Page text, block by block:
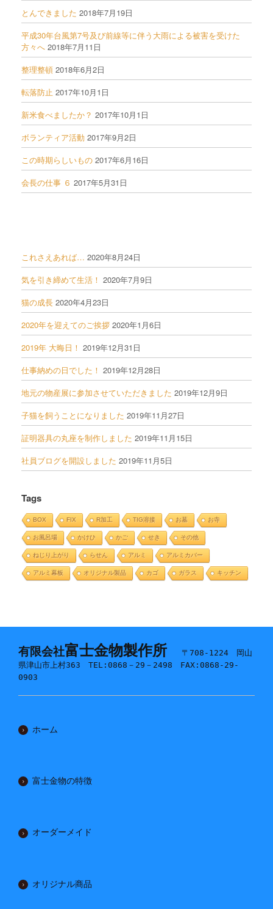
とんできました 2018年7月19日
平成30年台風第7号及び前線等に伴う大雨による被害を受けた
方々へ 2018年7月11日
整理整頓 2018年6月2日
転落防止 2017年10月1日
新米食べましたか？ 2017年10月1日
ボランティア活動 2017年9月2日
この時期らしいもの 2017年6月16日
会長の仕事 ６ 2017年5月31日
これさえあれば… 2020年8月24日
気を引き締めて生活！ 2020年7月9日
猫の成長 2020年4月23日
2020年を迎えてのご挨拶 2020年1月6日
2019年 大晦日！ 2019年12月31日
仕事納めの日でした！ 2019年12月28日
地元の物産展に参加させていただきました 2019年12月9日
子猫を飼うことになりました 2019年11月27日
証明器具の丸座を制作しました 2019年11月15日
社員ブログを開設しました 2019年11月5日
Tags
BOX FIX R加工 TIG溶接 お墓 お寺
お風呂場 かけひ かご せき その他
ねじり上がり らせん アルミ アルミカバー
アルミ幕板 オリジナル製品 カゴ ガラス キッチン
有限会社富士金物製作所
〒708-1224 岡山
県津山市上村363 TEL:0868－29－2498 FAX:0868-29-
0903
ホーム
富士金物の特徴
オーダーメイド
オリジナル商品